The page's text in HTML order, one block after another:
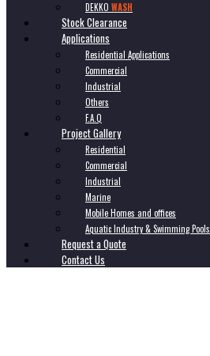
DEKKO WASH
Stock Clearance
Applications
Residential Applications
Commercial
Industrial
Others
F.A.Q
Project Gallery
Residential
Commercial
Industrial
Marine
Mobile Homes and offices
Aquatic Industry & Swimming Pools
Request a Quote
Contact Us